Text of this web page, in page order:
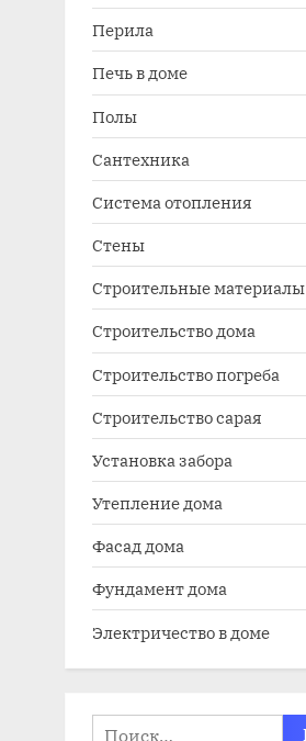
Перила
Печь в доме
Полы
Сантехника
Система отопления
Стены
Строительные материалы
Строительство дома
Строительство погреба
Строительство сарая
Установка забора
Утепление дома
Фасад дома
Фундамент дома
Электричество в доме
Найти: